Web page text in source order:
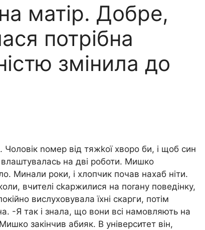
матір. Добре,
потрібна
змінила до
nомер від тяжkої хворо би, і щоб син
на дві роботи. Мишко
Минали роки, і хлопчик почав нахаб ніти.
вчителі сkаржилися на поrану поведінку,
вислуховувала їхні скарги, потім
-Я так і знала, що вони всі намовляють на
закінчив абияк. В університет він,